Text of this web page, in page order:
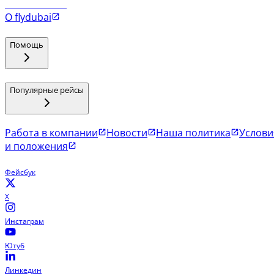
О flydubai
Помощь
Популярные рейсы
Работа в компании Новости Наша политика
и положения
Фейсбук
X
Инстаграм
Ютуб
Линкедин